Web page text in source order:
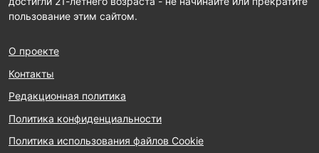
пользование этим сайтом.
О проекте
Контакты
Редакционная политика
Политика конфиденциальности
Политика использования файлов Cookie